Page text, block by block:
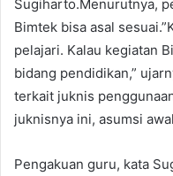
Sugiharto.Menurutnya,
Bimtek bisa asal
pelajari. Kalau kegiatan
bidang pendidikan,”
terkait juknis
juknisnya ini, asumsi
Pengakuan guru, kata